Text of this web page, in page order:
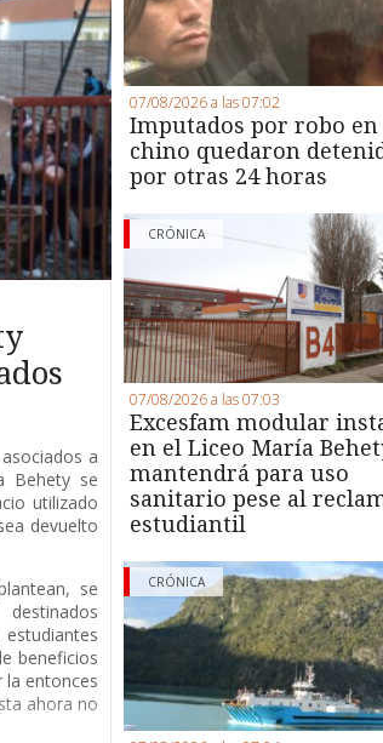
a
Behety se
utilizado
devuelto
se
beneficios
entonces
ahora no
07/08/2026 a las 07:02
Imputados por robo
chino quedaron
por otras 24 horas
CRÓNICA
07/08/2026 a las 07:03
Excesfam modular
en el Liceo María
mantendrá para uso
sanitario pese al
estudiantil
CRÓNICA